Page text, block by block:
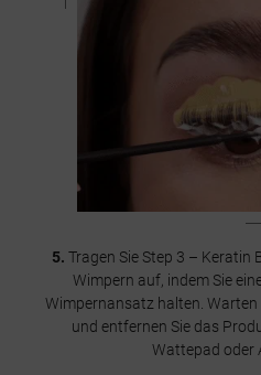
5. Tragen Sie Step 3 – Keratin
Wimpern auf, indem Sie
Wimpernansatz halten. Warten
und entfernen Sie das
Wattepad oder